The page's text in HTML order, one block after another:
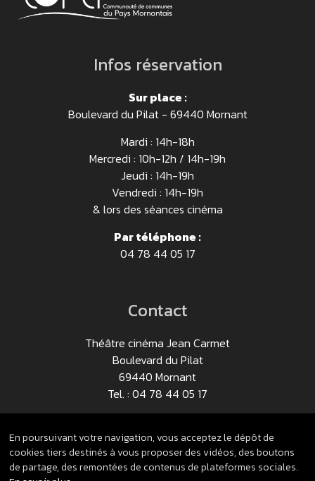
Infos réservation
Sur place :
Boulevard du Pilat - 69440 Mornant
Mardi : 14h-18h
Mercredi : 10h-12h / 14h-19h
Jeudi : 14h-19h
Vendredi : 14h-19h
& lors des séances cinéma
Par téléphone :
04 78 44 05 17
Contact
Théâtre cinéma Jean Carmet
Boulevard du Pilat
69440 Mornant
Tel. : 04 78 44 05 17
En poursuivant votre navigation, vous acceptez le dépôt de
cookies tiers destinés à vous proposer des vidéos, des boutons
de partage, des remontées de contenus de plateformes sociales.